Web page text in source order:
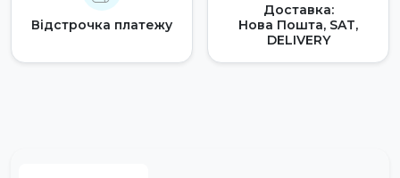
Відстрочка платежу
Доставка:
Нова Пошта, SAT,
DELIVERY